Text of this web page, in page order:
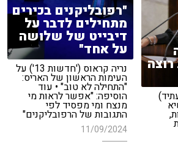
"רפובליקנים בכירים
מתחילים לדבר על
דיבייט של שלושה
על אחד"
נריה קראוס ('חדשות 13') על
העימות הראשון של האריס:
"התחילה לא טוב" • עוד
הוסיפה: "אפשר לראות מי
מנצח ומי מפסיד לפי
התגובות של הרפובליקנים"
11/09/2024